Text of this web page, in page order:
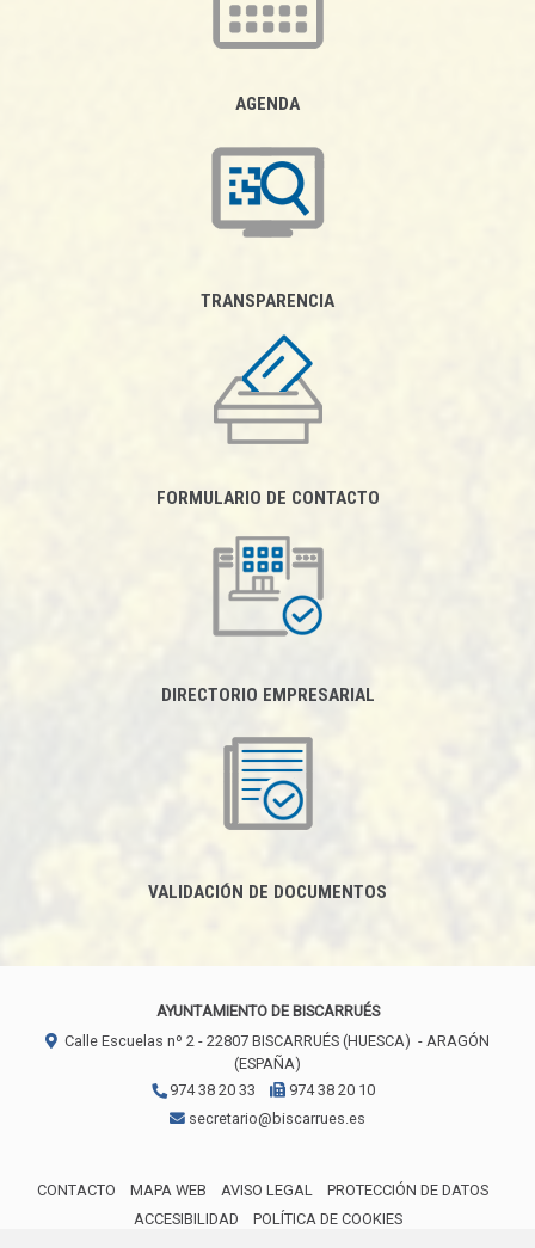
AGENDA
TRANSPARENCIA
FORMULARIO DE CONTACTO
DIRECTORIO EMPRESARIAL
VALIDACIÓN DE DOCUMENTOS
AYUNTAMIENTO DE BISCARRUÉS
Calle Escuelas nº 2 - 22807 BISCARRUÉS (HUESCA) - ARAGÓN
(ESPAÑA)
974 38 20 33
974 38 20 10
secretario@biscarrues.es
CONTACTO MAPA WEB AVISO LEGAL
PROTECCIÓN DE DATOS
ACCESIBILIDAD
POLÍTICA DE COOKIES